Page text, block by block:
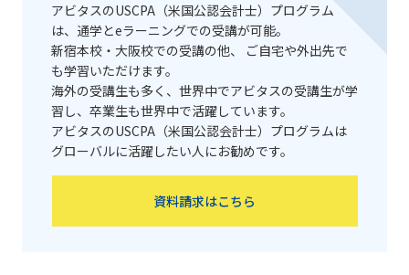
アビタスのUSCPA（米国公認会計士）プログラム
は、通学とeラーニングでの受講が可能。
新宿本校・大阪校での受講の他、 ご自宅や外出先で
も学習いただけます。
海外の受講生も多く、世界中でアビタスの受講生が学
習し、卒業生も世界中で活躍しています。
アビタスのUSCPA（米国公認会計士）プログラムは
グローバルに活躍したい人にお勧めです。
資料請求はこちら